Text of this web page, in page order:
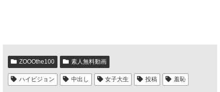
ZOOOthe100 素人無料動画
ハイビジョン 中出し 女子大生 投稿 羞恥